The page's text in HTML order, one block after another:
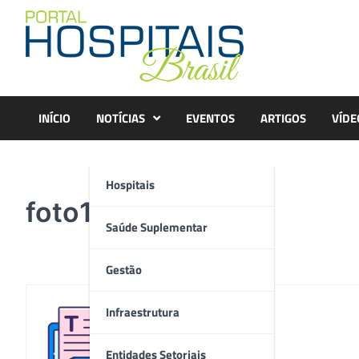
content
INÍCIO NOTÍCIAS
Hospitais
Saúde Suplementar
Gestão
Infraestrutura
Entidades Setoriais
EVENTOS ARTIGOS
foto1